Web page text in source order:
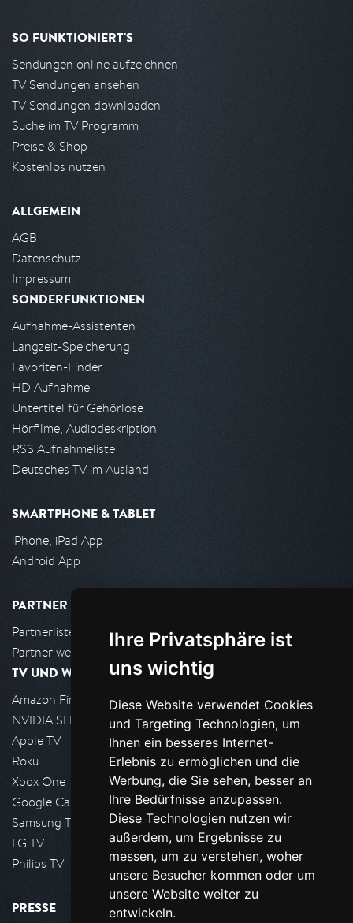
Ihre Privatsphäre ist
uns wichtig
Diese Website verwendet Cookies
und Targeting Technologien, um
Ihnen ein besseres Internet-
Erlebnis zu ermöglichen und die
Werbung, die Sie sehen, besser an
Ihre Bedürfnisse anzupassen.
Diese Technologien nutzen wir
außerdem, um Ergebnisse zu
messen, um zu verstehen, woher
unsere Besucher kommen oder um
unsere Website weiter zu
entwickeln.
SO FUNKTIONIERT'S
Sendungen online aufzeichnen
TV Sendungen ansehen
TV Sendungen downloaden
Suche im TV Programm
Preise & Shop
Kostenlos nutzen
ALLGEMEIN
AGB
Datenschutz
Impressum
SONDERFUNKTIONEN
Aufnahme-Assistenten
Langzeit-Speicherung
Favoriten-Finder
HD Aufnahme
Untertitel für Gehörlose
Hörfilme, Audiodeskription
RSS Aufnahmeliste
Deutsches TV im Ausland
SMARTPHONE & TABLET
iPhone, iPad App
Android App
PARTNER
Partnerliste
Partner werden
TV UND WOHNZIMMER
Amazon FireTV
NVIDIA SHIELD, Google TV
Apple TV
Roku
Xbox One
Google Cast
Samsung TV
LG TV
Philips TV
PRESSE